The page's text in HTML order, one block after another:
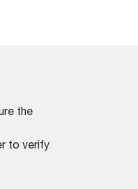
the
to verify